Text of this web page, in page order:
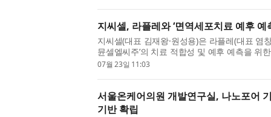
지씨셀, 라플레와 ‘면역세포치료 예후
지씨셀(대표 김재왕·원성용)은 라플레(대표 염
뮨셀엘씨주’의 치료 적합성 및 예후 예측을 위
결했다고 23일 밝혔다. 이번 협약은 양사 간 기
07월 23일 11:03
서울온케어의원 개발연구실, 나노포어
기반 확립